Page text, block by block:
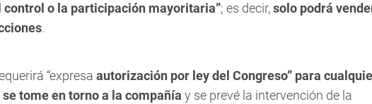
control o la participación mayoritaria”; es decir,solo podrá
.
“expresa autorización por ley del Congreso” para
tome en torno a la compañía y se prevé la intervención de la